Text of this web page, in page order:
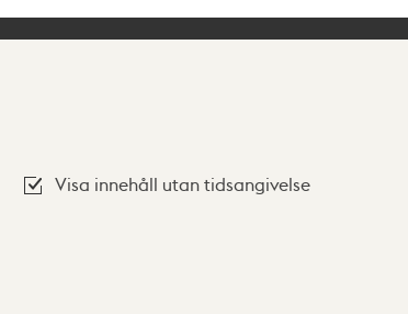
Visa innehåll utan tidsangivelse